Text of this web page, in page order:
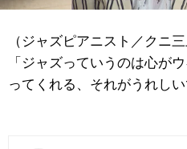
（ジャズピアニスト／クニ三
「ジャズっていうのは心が
ってくれる、それがうれしい